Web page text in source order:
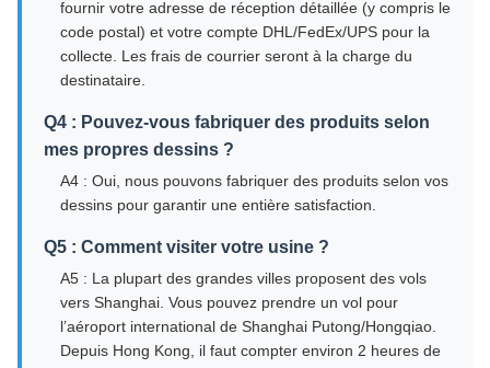
fournir votre adresse de réception détaillée (y compris le
code postal) et votre compte DHL/FedEx/UPS pour la
collecte. Les frais de courrier seront à la charge du
destinataire.
Q4 : Pouvez-vous fabriquer des produits selon
mes propres dessins ?
A4 : Oui, nous pouvons fabriquer des produits selon vos
dessins pour garantir une entière satisfaction.
Q5 : Comment visiter votre usine ?
A5 : La plupart des grandes villes proposent des vols
vers Shanghai. Vous pouvez prendre un vol pour
l’aéroport international de Shanghai Putong/Hongqiao.
Depuis Hong Kong, il faut compter environ 2 heures de